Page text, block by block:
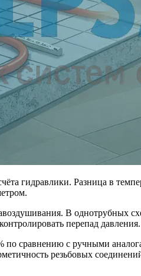
гидравлики. Разница в
В однотрубных
перепад давления.
по сравнению с ручными
резьбовых